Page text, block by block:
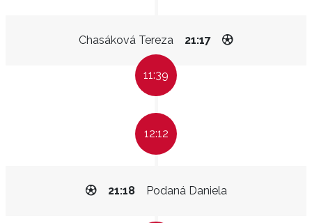
Chasáková Tereza 21:17
11:39
12:12
Podaná Daniela
21:18